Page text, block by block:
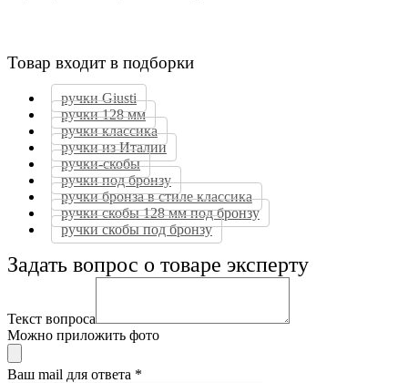
Товар входит в подборки
ручки Giusti
ручки 128 мм
ручки классика
ручки из Италии
ручки-скобы
ручки под бронзу
ручки бронза в стиле классика
ручки скобы 128 мм под бронзу
ручки скобы под бронзу
Задать вопрос о товаре эксперту
Текст вопроса
Можно приложить фото
Ваш mail для ответа *